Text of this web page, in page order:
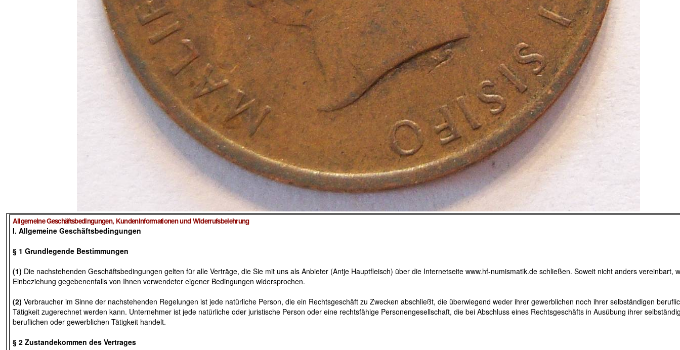
Allgemeine Geschäftsbedingungen, Kundeninformationen und Widerrufsbelehrung
I. Allgemeine Geschäftsbedingungen
§ 1 Grundlegende Bestimmungen
(1) Die nachstehenden Geschäftsbedingungen gelten für alle Verträge, die Sie mit uns als Anbieter (Antje Hauptfleisch) über die Internetseite www.hf-numismatik.de schließen. Soweit nicht anders vereinbart,
Einbeziehung gegebenenfalls von Ihnen verwendeter eigener Bedingungen widersprochen.
(2) Verbraucher im Sinne der nachstehenden Regelungen ist jede natürliche Person, die ein Rechtsgeschäft zu Zwecken abschließt, die überwiegend weder ihrer gewerblichen noch ihrer selbständigen
Tätigkeit zugerechnet werden kann. Unternehmer ist jede natürliche oder juristische Person oder eine rechtsfähige Personengesellschaft, die bei Abschluss eines Rechtsgeschäfts in Ausübung ihrer
beruflichen oder gewerblichen Tätigkeit handelt.
§ 2 Zustandekommen des Vertrages